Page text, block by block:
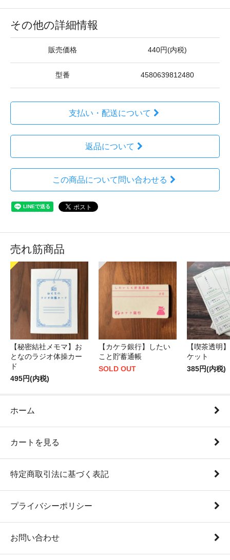
その他の詳細情報
販売価格 440円(内税)
型番 4580639812480
支払い・配送について
返品について
この商品について問い合わせる
売れ筋商品
【秘密結社メモマ】お
となのラジオ体操カー
ド
495円(内税)
【カケラ銀行】したい
こと貯蓄通帳
SOLD OUT
【喫茶透明
ケット
385円(内税)
ホーム
カートを見る
特定商取引法に基づく表記
プライバシーポリシー
お問い合わせ